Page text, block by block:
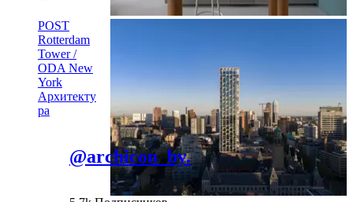
POST
Rotterdam
Tower /
ODA New
York
Архитекту
ра
@archicon_by.